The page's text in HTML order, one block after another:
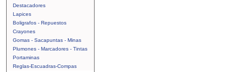
Destacadores
Lapices
Boligrafos - Repuestos
Crayones
Gomas - Sacapuntas - Minas
Plumones - Marcadores - Tintas
Portaminas
Reglas-Escuadras-Compas